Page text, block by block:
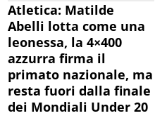
Atletica: Matilde
Abelli lotta come una
leonessa, la 4×400
azzurra firma il
primato nazionale, ma
resta fuori dalla finale
dei Mondiali Under 20